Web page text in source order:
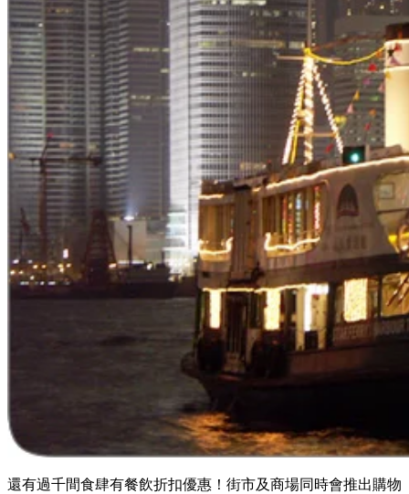
還有過千間食肆有餐飲折扣優惠！街市及商場同時會推出購物